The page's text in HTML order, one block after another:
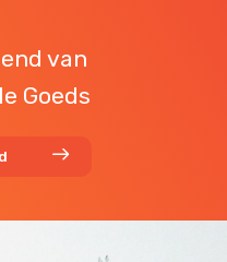
van
Goeds